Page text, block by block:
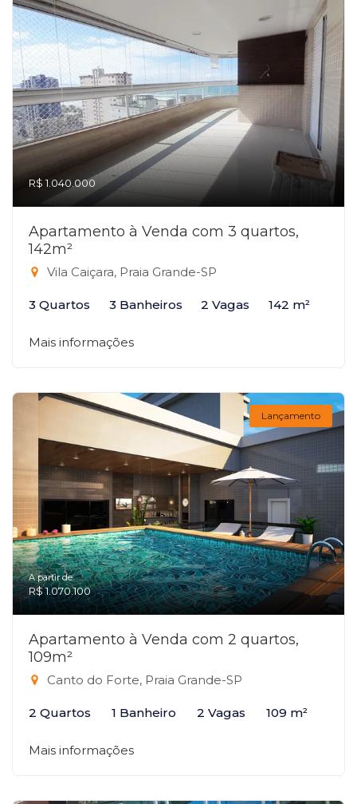
R$ 1.040.000
Apartamento à Venda com 3 quartos,
142m²
Vila Caiçara, Praia Grande-SP
3 Quartos 3 Banheiros 2 Vagas 142 m²
Mais informações
Lançamento
A partir de:
R$ 1.070.100
Apartamento à Venda com 2 quartos,
109m²
Canto do Forte, Praia Grande-SP
2 Quartos 1 Banheiro 2 Vagas 109 m²
Mais informações